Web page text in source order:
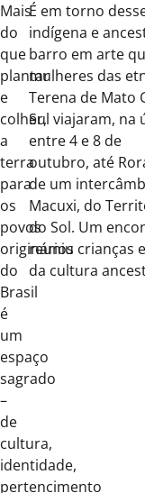
Mais
do
que
plantar
e
colher,
a
terra
para
os
povos
originários
do
Brasil
é
um
espaço
sagrado
–
de
cultura,
identidade,
pertencimento
É em torno
indígena e
barro em arte
mulheres das
Terena de Mato
Sul viajaram, na
entre 4 e 8 de
outubro, até
de um
Macuxi, do
do Sol. Um
reuniu crianças
da cultura